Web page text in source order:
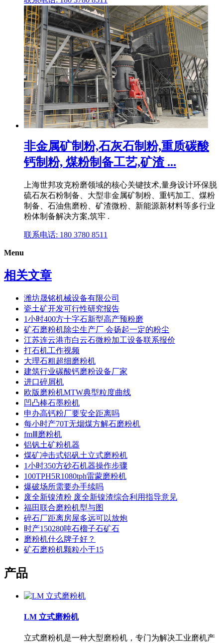
非金属矿制粉,石灰石制粉,重质碳酸
钙制粉, 煤粉制备工艺,矿渣 ...
上海世邦攻克粉磨领域的核心关键技术,量身设计环保脱
硫石灰石粉制备、大型非金属矿制粉、重钙加工、煤粉
制备、石油焦磨粉、矿渣微粉、新能源新材料等多行业
粉体制备解决方案,筑牢 .
联系电话: 180 3780 8511
Menu
相关文章
潍坊晟铭机械设备有限公司
瓷土矿开发可行性研究报告
1小时400方十字石新型高产预粉磨
矿石磨粉机除尘生产厂 会扬起一定的粉尘
江苏连云港市白云石微粉加工设备联系报价
打石机工作视频
大理石粗超细磨粉机
建筑行业碳酸钙磨粉设备厂家
进口碎屑机
欧版磨粉机MTW典型粒度曲线
凹凸棒石墨粉机
申办高钙粉厂要安全距离吗
每小时产70T无烟煤方解石磨粉机
fmⅢ磨粉机
铝钒土矿粉机器
煤矿冲击式铝矾土立式磨粉机
1小时350方砂石机器操作步骤
100TPH5R1080tph雷蒙磨粉机
爆破场所需要办手续吗
废全新镍渣粉 废全新镍渣综合利用指导意见
福田联合磨粉机型与图
碎石厂距离房屋多远可以放炮
时产150280吨石榴子石矿石
磨粉机什么牌子好？
矿石磨粉机颗粒小于15
产品
LM 立式磨粉机
立式磨粉机是一种大型磨粉机，专门为解决工业磨机产